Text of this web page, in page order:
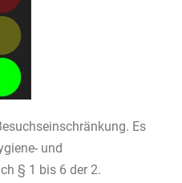
Es
und
§ 1 bis 6 der 2.